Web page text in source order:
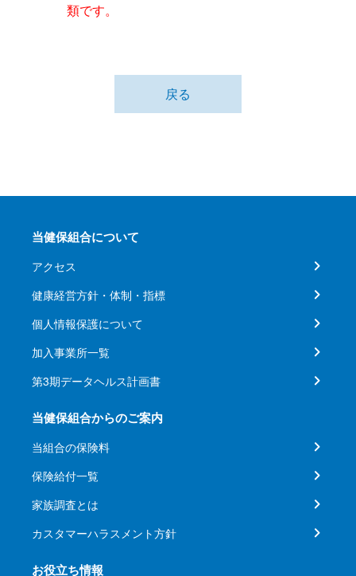
類です。
戻る
当健保組合について
アクセス
健康経営方針・体制・指標
個人情報保護について
加入事業所一覧
第3期データヘルス計画書
当健保組合からのご案内
当組合の保険料
保険給付一覧
家族調査とは
カスタマーハラスメント方針
お役立ち情報